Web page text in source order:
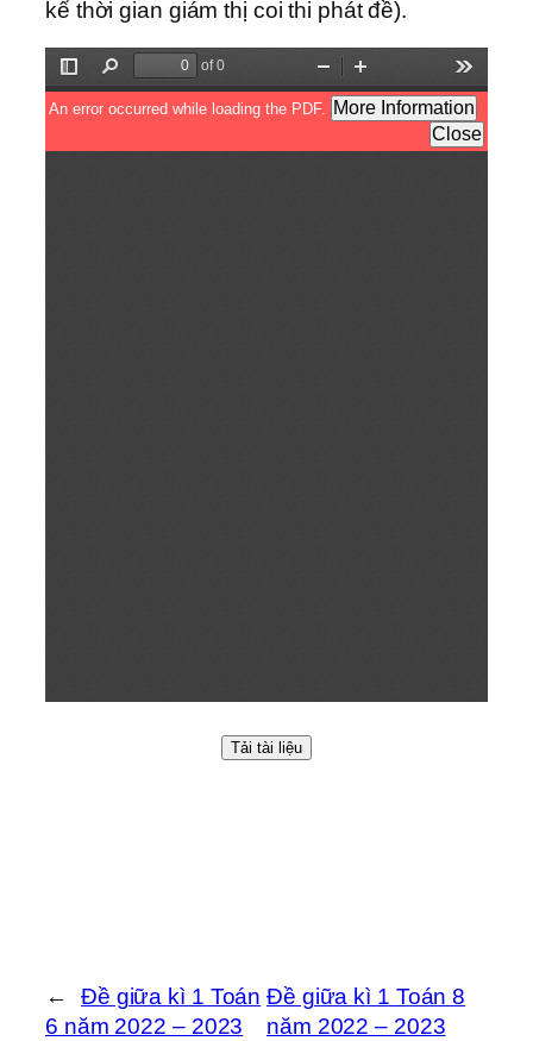
kể thời gian giám thị coi thi phát đề).
Tải tài liệu
←
Đề giữa kì 1 Toán
6 năm 2022 – 2023
Đề giữa kì 1 Toán 8
năm 2022 – 2023